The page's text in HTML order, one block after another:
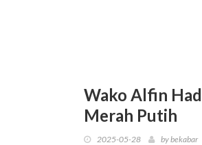
Wako Alfin
Merah Putih
2025-05-28 bybekabar